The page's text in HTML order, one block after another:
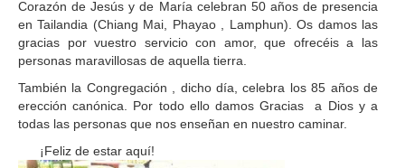
Corazón de Jesús y de María celebran 50 años de presencia
en Tailandia (Chiang Mai, Phayao , Lamphun). Os damos las
gracias por vuestro servicio con amor, que ofrecéis a las
personas maravillosas de aquella tierra.
También la Congregación , dicho día, celebra los 85 años de
erección canónica. Por todo ello damos Gracias a Dios y a
todas las personas que nos enseñan en nuestro caminar.
¡Feliz de estar aquí!